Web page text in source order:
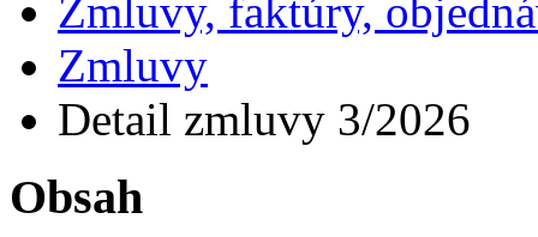
Zmluvy, faktúry,
Zmluvy
Detail zmluvy 3/2026
Obsah